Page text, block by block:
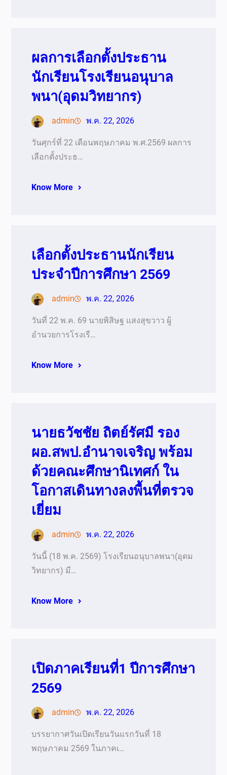
ผลการเลือกตั้งประธาน
นักเรียนโรงเรียนอนุบาล
พนา(อุดมวิทยากร)
admin พ.ค. 22, 2026
วันศุกร์ที่ 22 เดือนพฤษภาคม พ.ศ.2569 ผลการ
เลือกตั้งประธ…
Know More
เลือกตั้งประธานนักเรียน
ประจำปีการศึกษา 2569
admin พ.ค. 22, 2026
วันที่ 22 พ.ค. 69 นายพิสิษฐ แสงสุขวาว ผู้
อำนวยการโรงเรี…
Know More
นายธวัชชัย ถิตย์รัศมี รอง
ผอ.สพป.อำนาจเจริญ พร้อม
ด้วยคณะศึกษานิเทศก์ ใน
โอกาสเดินทางลงพื้นที่ตรวจ
เยี่ยม
admin พ.ค. 22, 2026
วันนี้ (18 พ.ค. 2569) โรงเรียนอนุบาลพนา(อุดม
วิทยากร) มี…
Know More
เปิดภาคเรียนที่1 ปีการศึกษา
2569
admin พ.ค. 22, 2026
บรรยากาศวันเปิดเรียนวันแรกวันที่ 18
พฤษภาคม 2569 ในภาคเ…